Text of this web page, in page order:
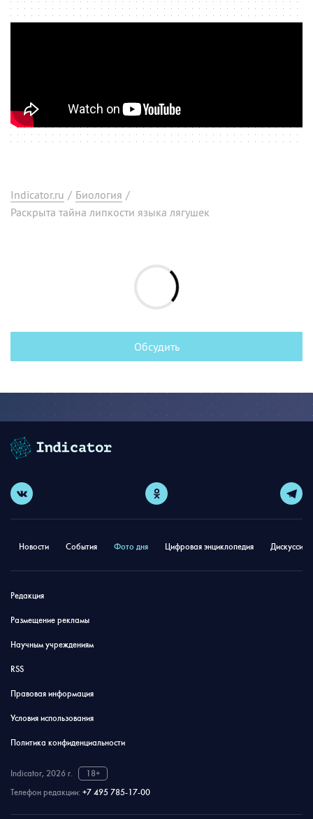
Indicator.ru / Биология /
Раскрыта тайна липкости языка лягушек
Обсудить
Новости События Фото дня Цифровая энциклопедия
Редакция
Размещение рекламы
Научным учреждениям
RSS
Правовая информация
Условия использования
Политика конфиденциальности
Indicator, 2026 г.
18+
Телефон редакции: +7 495 785-17-00